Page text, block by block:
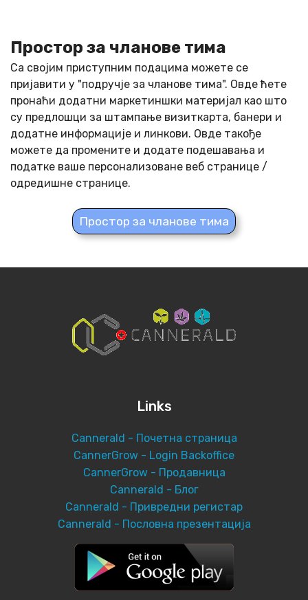
Простор за чланове тима
Са својим приступним подацима можете се
пријавити у "подручје за чланове тима". Овде ћете
пронаћи додатни маркетиншки материјал као што
су предлошци за штампање визиткарта, банери и
додатне информације и линкови. Овде такође
можете да промените и додате подешавања и
податке ваше персонализоване веб странице /
одредишне странице.
Простор за чланове тима
Links
Cannerald - Почетна страница
CannerGrow - Login Backoffice
CannerGrow - Продавница
Cannerald - Блог
Cannerald - Привредни регистар
Cannerald - Пословна презентација